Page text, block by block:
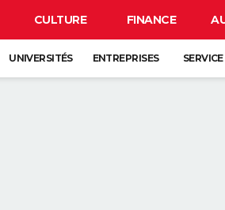
CULTURE FINANCE
UNIVERSITÉS ENTREPRISES